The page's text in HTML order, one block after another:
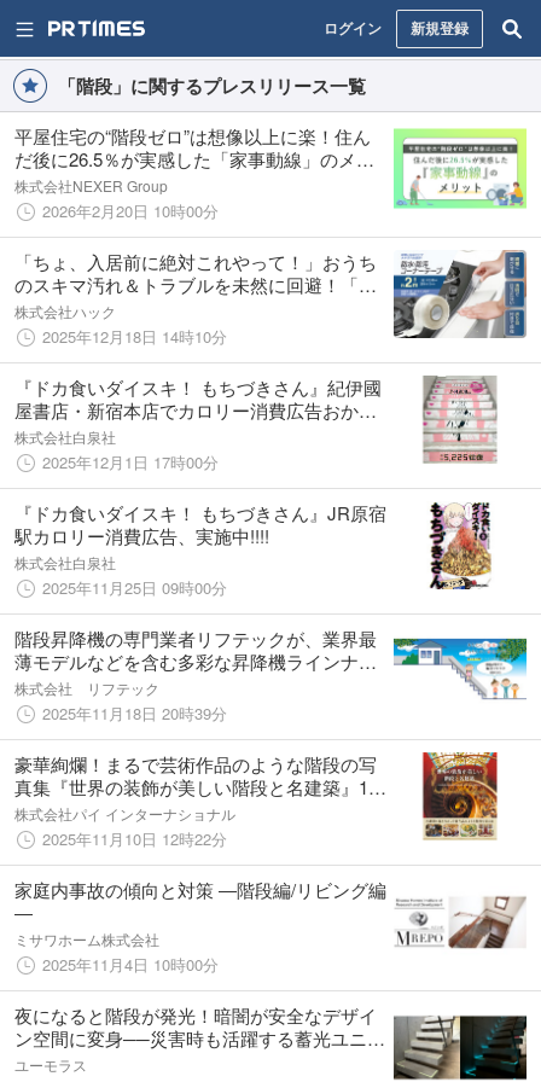
ログイン 新規登録
「階段」に関するプレスリリース一覧
平屋住宅の“階段ゼロ”は想像以上に楽！住ん
だ後に26.5％が実感した「家事動線」のメリ
ット
株式会社NEXER Group
2026年2月20日 10時00分
「ちょ、入居前に絶対これやって！」おうち
のスキマ汚れ＆トラブルを未然に回避！「家
事ラク万能テープ」3種が1月新発売
株式会社ハック
2025年12月18日 14時10分
『ドカ食いダイスキ！ もちづきさん』紀伊國
屋書店・新宿本店でカロリー消費広告おかわ
り!!!!
株式会社白泉社
2025年12月1日 17時00分
『ドカ食いダイスキ！ もちづきさん』JR原宿
駅カロリー消費広告、実施中!!!!
株式会社白泉社
2025年11月25日 09時00分
階段昇降機の専門業者リフテックが、業界最
薄モデルなどを含む多彩な昇降機ラインナッ
プで、高齢者・介護現場・公共施設のバリア
フリー化に貢献
株式会社 リフテック
2025年11月18日 20時39分
豪華絢爛！まるで芸術作品のような階段の写
真集『世界の装飾が美しい階段と名建築』11
月21日発売
株式会社パイ インターナショナル
2025年11月10日 12時22分
家庭内事故の傾向と対策 ―階段編/リビング編
―
ミサワホーム株式会社
2025年11月4日 10時00分
夜になると階段が発光！暗闇が安全なデザイ
ン空間に変身──災害時も活躍する蓄光ユニッ
トが提供開始
ユーモラス